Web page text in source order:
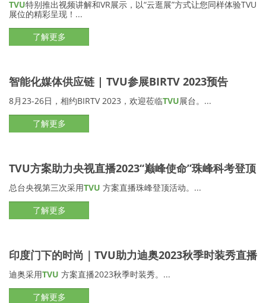
TVU特别推出视频讲解和VR展示，以“云逛展”方式让您同样体验TVU
展位的精彩呈现！...
了解更多
智能化媒体供应链 | TVU参展BIRTV 2023预告
8月23-26日，相约BIRTV 2023，欢迎莅临TVU展台。...
了解更多
TVU方案助力央视直播2023“巅峰使命”珠峰科考登顶
总台央视第三次采用TVU 方案直播珠峰登顶活动。...
了解更多
印度门下的时尚｜TVU助力迪奥2023秋季时装秀直播
迪奥采用TVU 方案直播2023秋季时装秀。...
了解更多